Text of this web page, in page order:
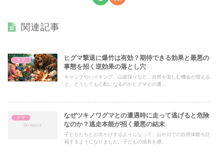
関連記事
クマ
ヒグマ撃退に爆竹は有効？期待できる効果と最悪の
事態を招く逆効果の落とし穴
キャンプやハイキング、山菜採りなど、自然を楽しむ機会が増える
と、どうしても心配になるのがヒグマとの遭...
クマ
なぜツキノワグマとの遭遇時に走って逃げると危険
なのか？逃走本能が招く最悪の結末
子どもたちとお出かけするようになって、山や川での自然体験を計
画するようになりました。子どもの成長を感...